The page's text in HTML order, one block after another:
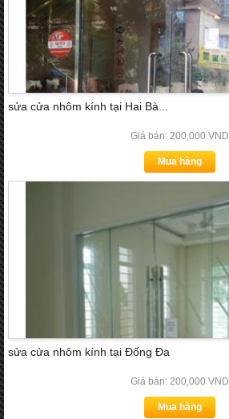
sửa cửa nhôm kính tại Hai Bà...
Giá bán: 200,000 VND
Mua hàng
sửa cửa nhôm kính tại Đống Đa
Giá bán: 200,000 VND
Mua hàng